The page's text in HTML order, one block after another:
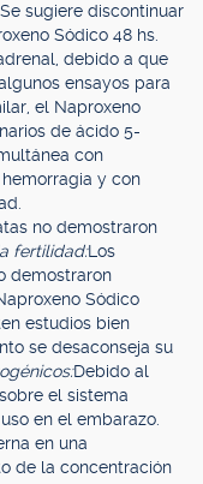
sugiere discontinuar
Sódico 48 hs.
debido a que
ensayos para
el Naproxeno
de ácido 5-
con
y con
no demostraron
fertilidad:Los
demostraron
Sódico
estudios bien
se desaconseja su
Debido al
el sistema
en el embarazo.
en una
de la concentración